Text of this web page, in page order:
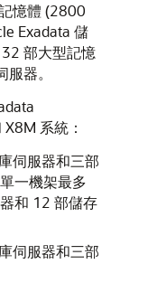
憶體 (2800
Exadata 儲
部大型記憶
器。
系統：
伺服器和三部
一機架最多
和 12 部儲存
伺服器和三部